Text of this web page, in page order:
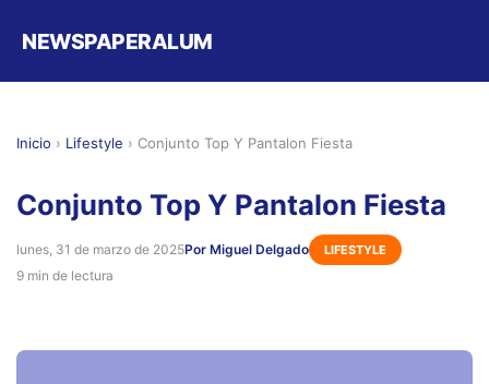
NEWSPAPERALUM
Inicio › Lifestyle › Conjunto Top Y Pantalon Fiesta
Conjunto Top Y Pantalon Fiesta
lunes, 31 de marzo de 2025Por Miguel Delgado LIFESTYLE
9 min de lectura